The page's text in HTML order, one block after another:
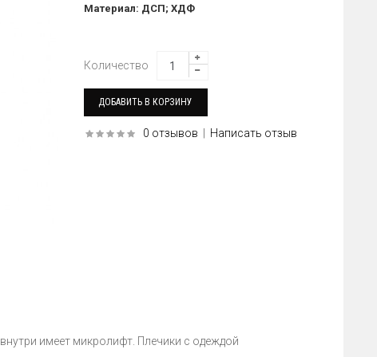
Материал: ДСП; ХДФ
Количество
0 отзывов Написать отзыв
внутри имеет микролифт. Плечики с одеждой